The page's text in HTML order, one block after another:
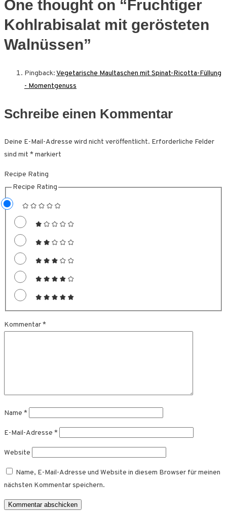
One thought on “Fruchtiger
Kohlrabisalat mit gerösteten
Walnüssen”
Pingback:Vegetarische Maultaschen mit Spinat-Ricotta-Füllung
- Momentgenuss
Schreibe einen Kommentar
Deine E-Mail-Adresse wird nicht veröffentlicht. Erforderliche Felder
sind mit *markiert
Recipe Rating
Recipe Rating
Kommentar*
Name *
E-Mail-Adresse *
Website
Name, E-Mail-Adresse und Website in diesem Browser für meinen
nächsten Kommentar speichern.